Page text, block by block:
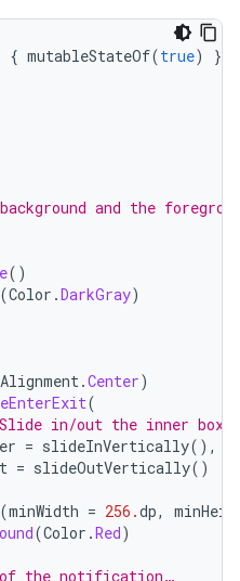
{ mutableStateOf(true) }
and the
()
(Color .DarkGray)
Alignment.Center)
(
in/out the inner box.
= slideInVertically(),
= slideOutVertically()
(minWidth = 256.dp,
(Color .Red)
the notification…